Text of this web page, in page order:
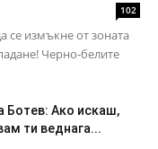
102
се измъкне от зоната
Черно-белите
Ботев: Ако искаш,
ти веднага...